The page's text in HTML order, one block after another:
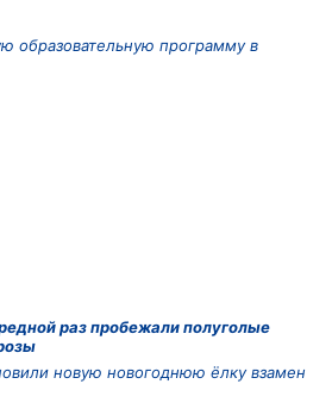
образовательную программу в
раз пробежали полуголые
новую новогоднюю ёлку взамен